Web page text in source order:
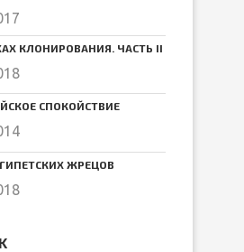
КЛОНИРОВАНИЯ. ЧАСТЬ II
СПОКОЙСТВИЕ
ЖРЕЦОВ